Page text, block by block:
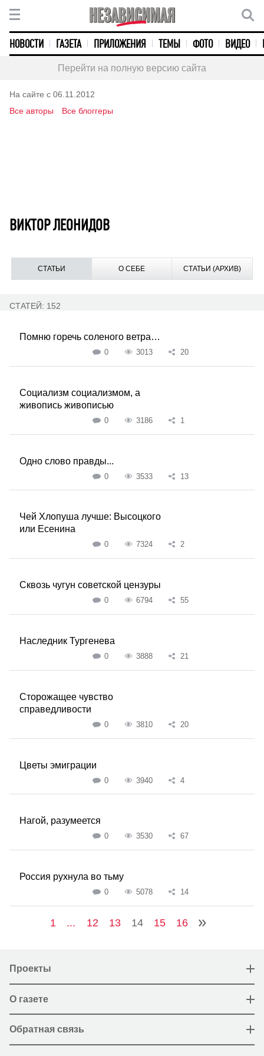
НОВОСТИ ГАЗЕТА ПРИЛОЖЕНИЯ ТЕМЫ ФОТО ВИДЕО
Перейти на полную версию сайта
На сайте с 06.11.2012
Все авторы
Все блоггеры
ВИКТОР ЛЕОНИДОВ
СТАТЬИ О СЕБЕ СТАТЬИ (АРХИВ)
СТАТЕЙ: 152
Помню горечь соленого ветра…
0 3013 20
Социализм социализмом, а
живопись живописью
0 3186 1
Одно слово правды...
0 3533 13
Чей Хлопуша лучше: Высоцкого
или Есенина
0 7324 2
Сквозь чугун советской цензуры
0 6794 55
Наследник Тургенева
0 3888 21
Сторожащее чувство
справедливости
0 3810 20
Цветы эмиграции
0 3940 4
Нагой, разумеется
0 3530 67
Россия рухнула во тьму
0 5078 14
1 ... 12 13 14 15 16
Проекты
О газете
Обратная связь